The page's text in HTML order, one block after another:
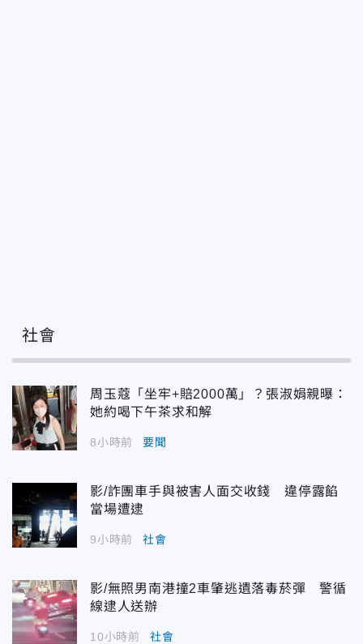
社會
周玉蔻「坐牢+賠2000萬」？張淑娟親曝：
她約喝下午茶求和解
8小時前 要聞
影/詐團車手與被害人面交收錢 違停露餡
當場遭逮
9小時前 社會
影/無照男南港撞2車肇逃遺落毒菸彈 警循
線逮人送辦
10小時前 社會